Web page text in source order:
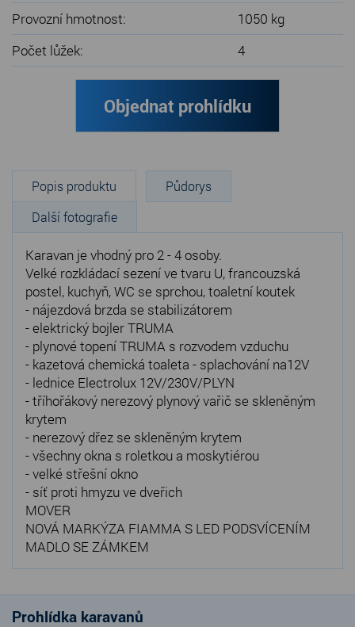
Provozní hmotnost:
1050 kg
Počet lůžek:
4
Objednat prohlídku
Popis produktu
Půdorys
Další fotografie
Karavan je vhodný pro 2 - 4 osoby.
Velké rozkládací sezení ve tvaru U, francouzská
postel, kuchyň, WC se sprchou, toaletní koutek
- nájezdová brzda se stabilizátorem
- elektrický bojler TRUMA
- plynové topení TRUMA s rozvodem vzduchu
- kazetová chemická toaleta - splachování na12V
- lednice Electrolux 12V/230V/PLYN
- tříhořákový nerezový plynový vařič se skleněným
krytem
- nerezový dřez se skleněným krytem
- všechny okna s roletkou a moskytiérou
- velké střešní okno
- síť proti hmyzu ve dveřich
MOVER
NOVÁ MARKÝZA FIAMMA S LED PODSVÍCENÍM
MADLO SE ZÁMKEM
Prohlídka karavanů